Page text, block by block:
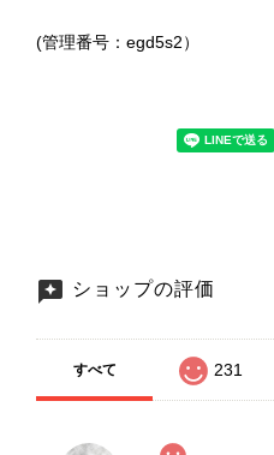
(管理番号：egd5s2）
ショップの評価
すべて 231